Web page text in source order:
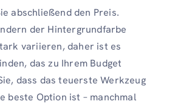
abschließend den Preis.
der Hintergrundfarbe
variieren, daher ist es
das zu Ihrem Budget
dass das teuerste Werkzeug
beste Option ist – manchmal